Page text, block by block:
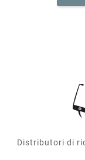
Distributori di